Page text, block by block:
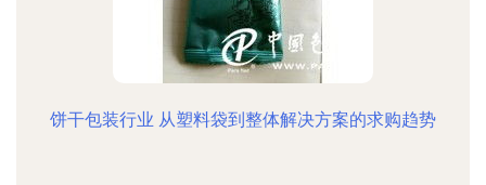
饼干包装行业 从塑料袋到整体解决方案的求购趋势